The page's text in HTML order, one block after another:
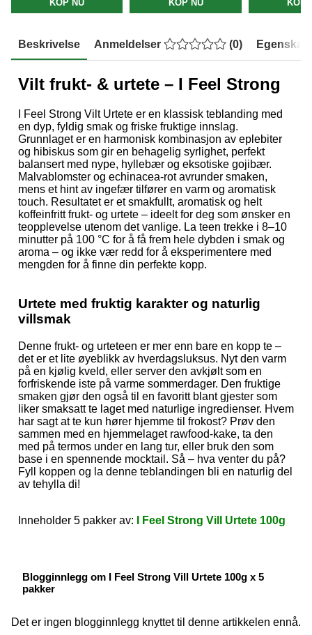
KÖP NU
KÖP NU
KÖP
Beskrivelse Anmeldelser (0)
Vilt frukt- & urtete – I Feel Strong
I Feel Strong Vilt Urtete er en klassisk teblanding med
en dyp, fyldig smak og friske fruktige innslag.
Grunnlaget er en harmonisk kombinasjon av eplebiter
og hibiskus som gir en behagelig syrlighet, perfekt
balansert med nype, hyllebær og eksotiske gojibær.
Malvablomster og echinacea-rot avrunder smaken,
mens et hint av ingefær tilfører en varm og aromatisk
touch. Resultatet er et smakfullt, aromatisk og helt
koffeinfritt frukt- og urtete – ideelt for deg som ønsker en
teopplevelse utenom det vanlige. La teen trekke i 8–10
minutter på 100 °C for å få frem hele dybden i smak og
aroma – og ikke vær redd for å eksperimentere med
mengden for å finne din perfekte kopp.
Urtete med fruktig karakter og naturlig
villsmak
Denne frukt- og urteteen er mer enn bare en kopp te –
det er et lite øyeblikk av hverdagsluksus. Nyt den varm
på en kjølig kveld, eller server den avkjølt som en
forfriskende iste på varme sommerdager. Den fruktige
smaken gjør den også til en favoritt blant gjester som
liker smaksatt te laget med naturlige ingredienser. Hvem
har sagt at te kun hører hjemme til frokost? Prøv den
sammen med en hjemmelaget rawfood-kake, ta den
med på termos under en lang tur, eller bruk den som
base i en spennende mocktail. Så – hva venter du på?
Fyll koppen og la denne teblandingen bli en naturlig del
av tehylla di!
Inneholder 5 pakker av: I Feel Strong Vill Urtete 100g
Blogginnlegg om I Feel Strong Vill Urtete 100g x 5
pakker
Det er ingen blogginnlegg knyttet til denne artikkelen ennå.